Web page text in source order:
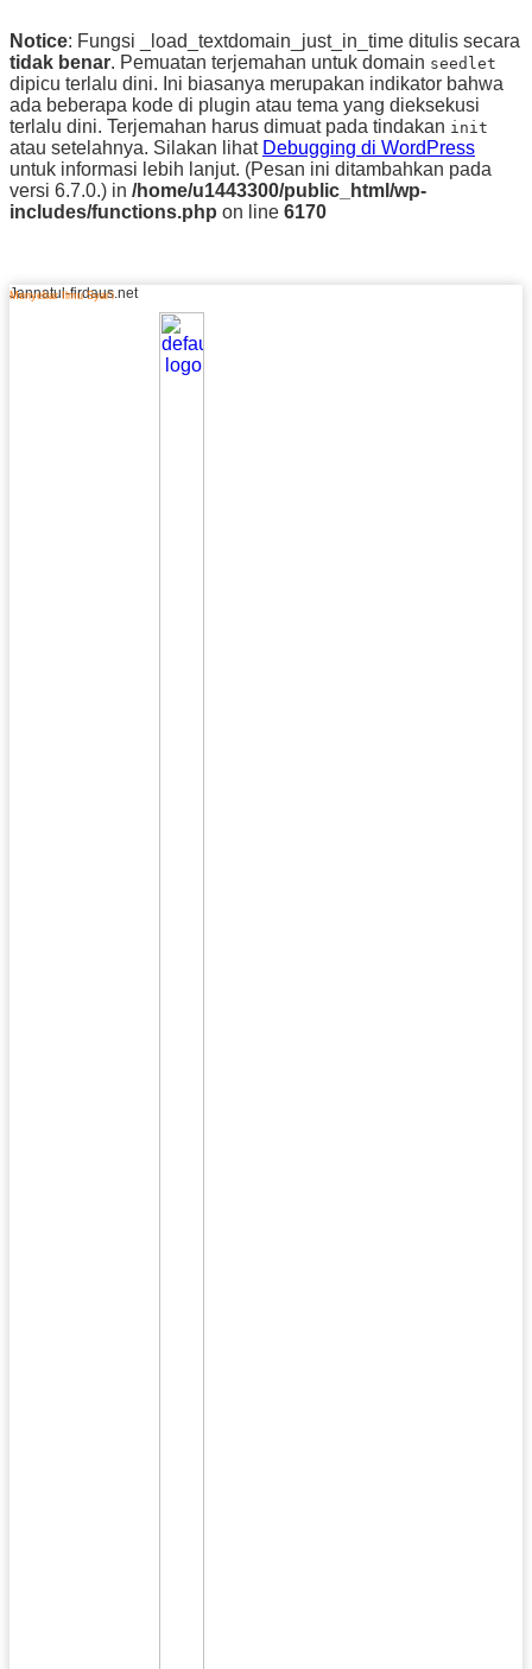
Notice: Fungsi _load_textdomain_just_in_time ditulis secara
tidak benar. Pemuatan terjemahan untuk domain seedlet
dipicu terlalu dini. Ini biasanya merupakan indikator bahwa
ada beberapa kode di plugin atau tema yang dieksekusi
terlalu dini. Terjemahan harus dimuat pada tindakan init
atau setelahnya. Silakan lihat Debugging di WordPress
untuk informasi lebih lanjut. (Pesan ini ditambahkan pada
versi 6.7.0.) in /home/u1443300/public_html/wp-
includes/functions.php on line 6170
Jannatul-firdaus.net
Menyebar Ilmu Syar’i